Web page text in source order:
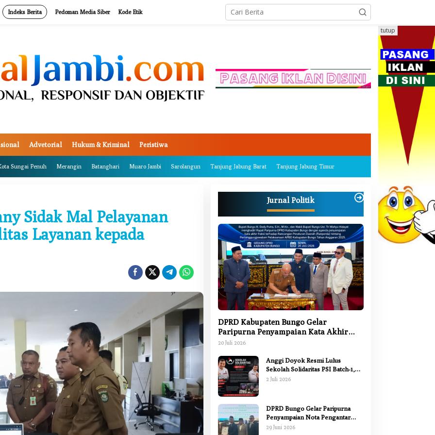
Indeks Berita Pedoman Media Siber Kode Etik
Advetorial Hukum & Kriminal Peristiwa
Sungai Penuh Merangin Batanghari Muaro Jambi Sarolangun Tanjung Jabung Barat Tanjung Jabung Timur
tutup
Sidak Mal Pelayanan
Layanan kepada
Jurnal Politik
DPRD Kabupaten Bungo Gelar
Paripurna Penyampaian Kata Akhir
Fraksi terhadap Ranperda
20 Juli 2026
Anggi Doyok Resmi Lulus
Sekolah Solidaritas PSI Batch-1,
Siap Perkuat Kiprah Politik dari
2 Juli 2026
DPRD Bungo Gelar Paripurna
Penyampaian Nota Pengantar
Pertanggungjawaban Pelaksanaan
29 Juni 2026